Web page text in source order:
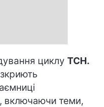
циклу ТСН.
включаючи теми,